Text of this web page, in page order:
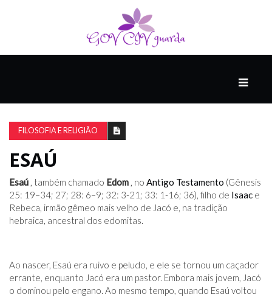
DO
THINK
COMPANHEIRO
UM
ESTRONDO
FILOSOFIA E RELIGIÃO
ESAÚ
Esaú , também chamado Edom , no Antigo Testamento (Gênesis
25: 19–34; 27; 28: 6–9; 32: 3-21; 33: 1-16; 36), filho de Isaac e
Rebeca, irmão gêmeo mais velho de Jacó e, na tradição
hebraica, ancestral dos edomitas.
Ao nascer, Esaú era ruivo e peludo, e ele se tornou um caçador
errante, enquanto Jacó era um pastor. Embora mais jovem, Jacó
o dominou pelo engano. Ao mesmo tempo, quando Esaú voltou